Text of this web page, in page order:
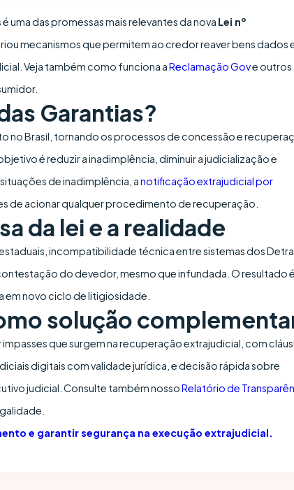
é uma das promessas mais relevantes da nova Lei nº
mecanismos que permitem ao credor reaver bens dados
Veja também como funciona aReclamação Gove outros
Garantias?
no Brasil, tornando os processos de concessão e
é reduzir a inadimplência, diminuir a judicialização e
de inadimplência, anotificação extrajudicial por
de acionar qualquer procedimento de recuperação.
da lei e a realidade
incompatibilidade técnica entre sistemas dos
do devedor, mesmo que infundada. O resultado é
em novo ciclo de litigiosidade.
solução
que surgem na recuperação extrajudicial, com
digitais com validade jurídica, e decisão rápida sobre
judicial. Consulte também nossoRelatório de
e garantir segurança na execução extrajudicial.